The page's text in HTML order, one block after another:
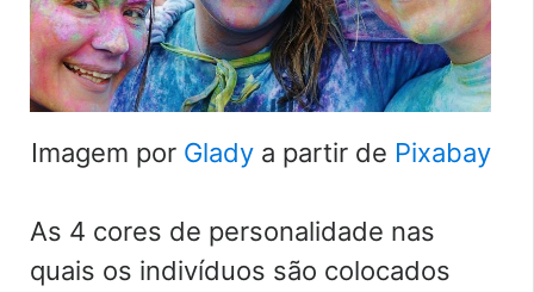
Imagem por Gladya partir de Pixabay
As 4 cores de personalidade nas
quais os indivíduos são colocados